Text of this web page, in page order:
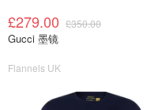
£279.00 £350.00
Gucci 墨镜
Flannels UK